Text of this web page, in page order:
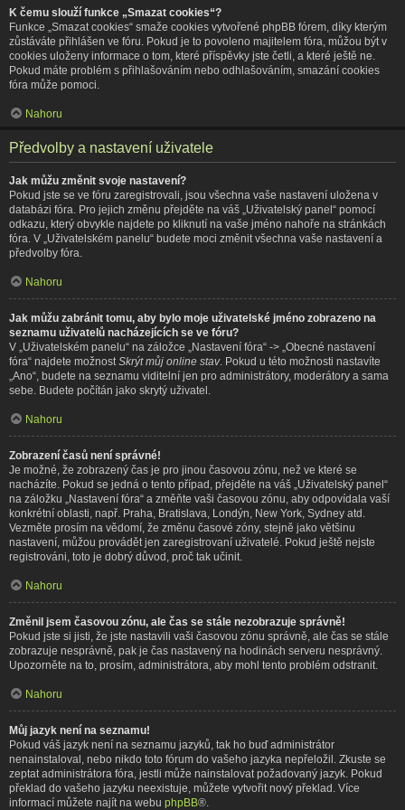
K čemu slouží funkce „Smazat cookies“?
Funkce „Smazat cookies“ smaže cookies vytvořené phpBB fórem, díky kterým
zůstáváte přihlášen ve fóru. Pokud je to povoleno majitelem fóra, můžou být v
cookies uloženy informace o tom, které příspěvky jste četli, a které ještě ne.
Pokud máte problém s přihlašováním nebo odhlašováním, smazání cookies
fóra může pomoci.
Nahoru
Předvolby a nastavení uživatele
Jak můžu změnit svoje nastavení?
Pokud jste se ve fóru zaregistrovali, jsou všechna vaše nastavení uložena v
databázi fóra. Pro jejich změnu přejděte na váš „Uživatelský panel“ pomocí
odkazu, který obvykle najdete po kliknutí na vaše jméno nahoře na stránkách
fóra. V „Uživatelském panelu“ budete moci změnit všechna vaše nastavení a
předvolby fóra.
Nahoru
Jak můžu zabránit tomu, aby bylo moje uživatelské jméno zobrazeno na
seznamu uživatelů nacházejících se ve fóru?
V „Uživatelském panelu“ na záložce „Nastavení fóra“ -> „Obecné nastavení
fóra“ najdete možnost Skrýt můj online stav. Pokud u této možnosti nastavíte
„Ano“, budete na seznamu viditelní jen pro administrátory, moderátory a sama
sebe. Budete počítán jako skrytý uživatel.
Nahoru
Zobrazení časů není správné!
Je možné, že zobrazený čas je pro jinou časovou zónu, než ve které se
nacházíte. Pokud se jedná o tento případ, přejděte na váš „Uživatelský panel“
na záložku „Nastavení fóra“ a změňte vaši časovou zónu, aby odpovídala vaší
konkrétní oblasti, např. Praha, Bratislava, Londýn, New York, Sydney atd.
Vezměte prosím na vědomí, že změnu časové zóny, stejně jako většinu
nastavení, můžou provádět jen zaregistrovaní uživatelé. Pokud ještě nejste
registrováni, toto je dobrý důvod, proč tak učinit.
Nahoru
Změnil jsem časovou zónu, ale čas se stále nezobrazuje správně!
Pokud jste si jisti, že jste nastavili vaši časovou zónu správně, ale čas se stále
zobrazuje nesprávně, pak je čas nastavený na hodinách serveru nesprávný.
Upozorněte na to, prosím, administrátora, aby mohl tento problém odstranit.
Nahoru
Můj jazyk není na seznamu!
Pokud váš jazyk není na seznamu jazyků, tak ho buď administrátor
nenainstaloval, nebo nikdo toto fórum do vašeho jazyka nepřeložil. Zkuste se
zeptat administrátora fóra, jestli může nainstalovat požadovaný jazyk. Pokud
překlad do vašeho jazyku neexistuje, můžete vytvořit nový překlad. Více
informací můžete najít na webu phpBB®.